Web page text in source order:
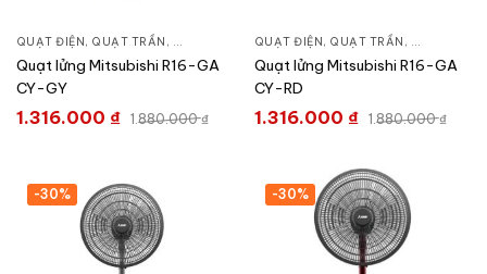
QUẠT ĐIỆN, QUẠT TRẦN , QUẠT ĐỨNG
Quạt lửng Mitsubishi R16-GA
CY-GY
1.316.000 ₫ 1.880.000₫
QUẠT ĐIỆN, QUẠT TRẦN , QUẠT
Quạt lửng Mitsubishi R16-GA
CY-RD
1.316.000 ₫ 1.880.000₫
-30% -30%